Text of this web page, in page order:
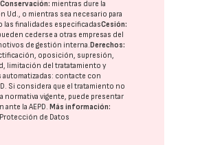
Conservación: mientras dure la
Ud., o mientras sea necesario para
las finalidades especificadasCesión:
cederse a otras empresas del
de gestión interna. Derechos:
oposición, supresión,
limitación del tratatamiento y
contacte con
. Si considera que el tratamiento no
normativa vigente, puede presentar
ante laAEPD. Más información:
de Datos